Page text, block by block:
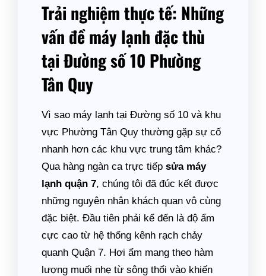
Trải nghiệm thực tế: Những
vấn đề máy lạnh đặc thù
tại Đường số 10 Phường
Tân Quy
Vì sao máy lạnh tại Đường số 10 và khu
vực Phường Tân Quy thường gặp sự cố
nhanh hơn các khu vực trung tâm khác?
Qua hàng ngàn ca trực tiếp sửa máy
lạnh quận 7, chúng tôi đã đúc kết được
những nguyên nhân khách quan vô cùng
đặc biệt. Đầu tiên phải kể đến là độ ẩm
cực cao từ hệ thống kênh rạch chảy
quanh Quận 7. Hơi ẩm mang theo hàm
lượng muối nhẹ từ sông thổi vào khiến